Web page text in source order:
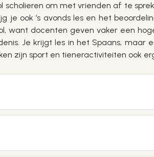
scholieren om met vrienden af te
je ook ’s avonds les en het
want docenten geven vaker een
Je krijgt les in het Spaans,
zijn sport en tieneractiviteiten ook